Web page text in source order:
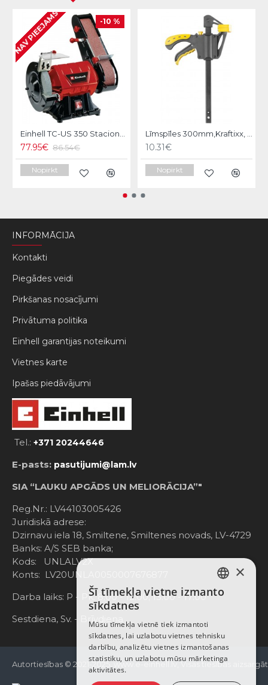
-10 %
NAV PIEEJAMS
Einhell TC-US 350 Stacionārā slīpmašīna
77.95€ 86.54€
Nopirkt
Līmspīles 300mm,Kraftixx, KWB
10.31€
Nopirkt
INFORMĀCIJA
Kontakti
Piegādes veidi
Pirkšanas nosacījumi
Privātuma politika
Einhell garantijas noteikumi
Vietnes karte
Ipašas piedāvājumi
Tel.: +371 20244646
E-pasts: pasutijumi@lam.lv
SIA “LAUKU APGĀDS UN MELIORĀCIJA”"
Reg.Nr.: LV44103005426
Juridiskā adrese:
Dzirnavu iela 18, Smiltene, Smiltenes novads, LV-4729
Banks: A/S SEB banka;
Kods: UNLALV2X
Konts: LV20UNLA0050007676877
Darba laiks: P - Pk. 8:00 - 12:00; 13:00 - 17:00
Sestdiena, Sv. - Brīvdiena
Autortiesības © 2021-2025, www.e-einhell.lv, Visas tiesības
LATVIAN
ENGLISH
×
Šī tīmekļa vietne izmanto
sīkdatnes
Mūsu tīmekļa vietnē tiek izmantoti
sīkdatnes, lai uzlabotu vietnes tehnisku
darbību, analizētu vietnes izmantošanas
statistiku, un uzlabotu mūsu mārketinga
aktivitātes.